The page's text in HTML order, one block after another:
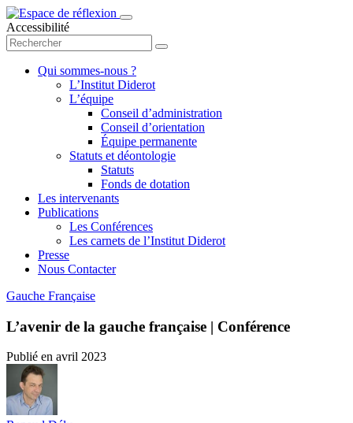
Accessibilité
Qui sommes-nous ?
L’Institut Diderot
L’équipe
Conseil d’administration
Conseil d’orientation
Équipe permanente
Statuts et déontologie
Statuts
Fonds de dotation
Les intervenants
Publications
Les Conférences
Les carnets de l’Institut Diderot
Presse
Nous Contacter
Gauche Française
L’avenir de la gauche française | Conférence
Publié en avril 2023